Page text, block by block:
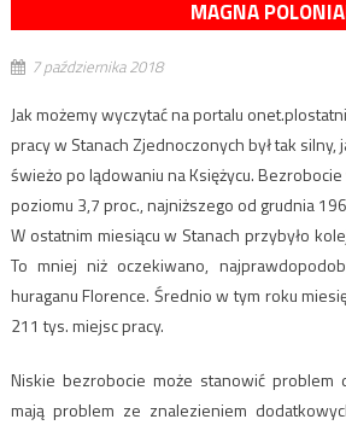
MAGNA
7 października 2018
Jak możemy wyczytać na portalu
pracy w Stanach Zjednoczonych był tak silny,
świeżo po lądowaniu na Księżycu. Bezrobocie
poziomu 3,7 proc., najniższego od grudnia
W ostatnim miesiącu w Stanach przybyło
To mniej niż oczekiwano,
huraganu Florence. Średnio w tym roku
211 tys. miejsc pracy.
Niskie bezrobocie może stanowićproblem
mają problem ze znalezieniem